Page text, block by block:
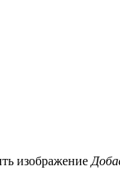
изображение